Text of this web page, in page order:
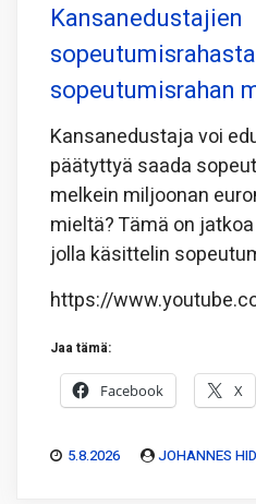
Kansanedustajien
sopeutumisrahan
Kansanedustaja voi
päätyttyä saada
melkein miljoonan
mieltä? Tämä on
jolla käsittelin
https://
Jaa tämä:
Facebook X
5.8.2026 JOHANNES